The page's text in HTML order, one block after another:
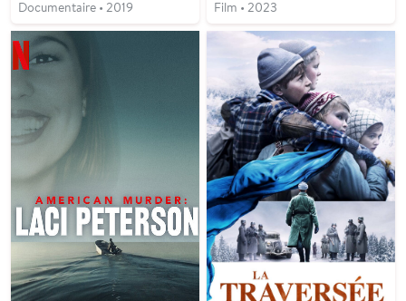
Documentaire • 2019 Film • 2023